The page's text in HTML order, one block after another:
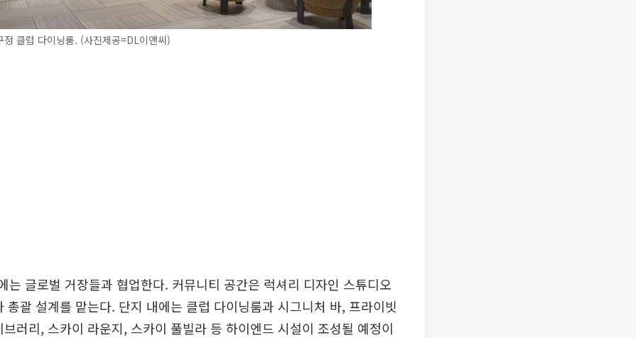
클럽 다이닝룸. (사진제공=DL이앤씨)
는 글로벌 거장들과 협업한다. 커뮤니티 공간은 럭셔리 디자인 스튜디오
총괄 설계를 맡는다. 단지 내에는 클럽 다이닝룸과 시그니처 바, 프라이빗
러리, 스카이 라운지, 스카이 풀빌라 등 하이엔드 시설이 조성될 예정이